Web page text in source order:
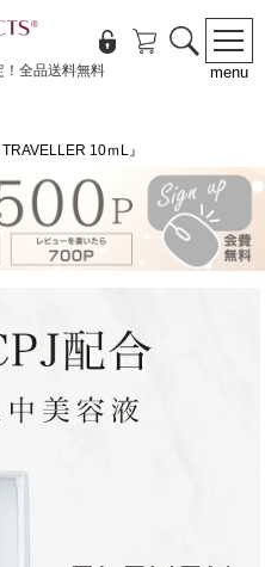
menu
！全品送料無料
10ｍL』